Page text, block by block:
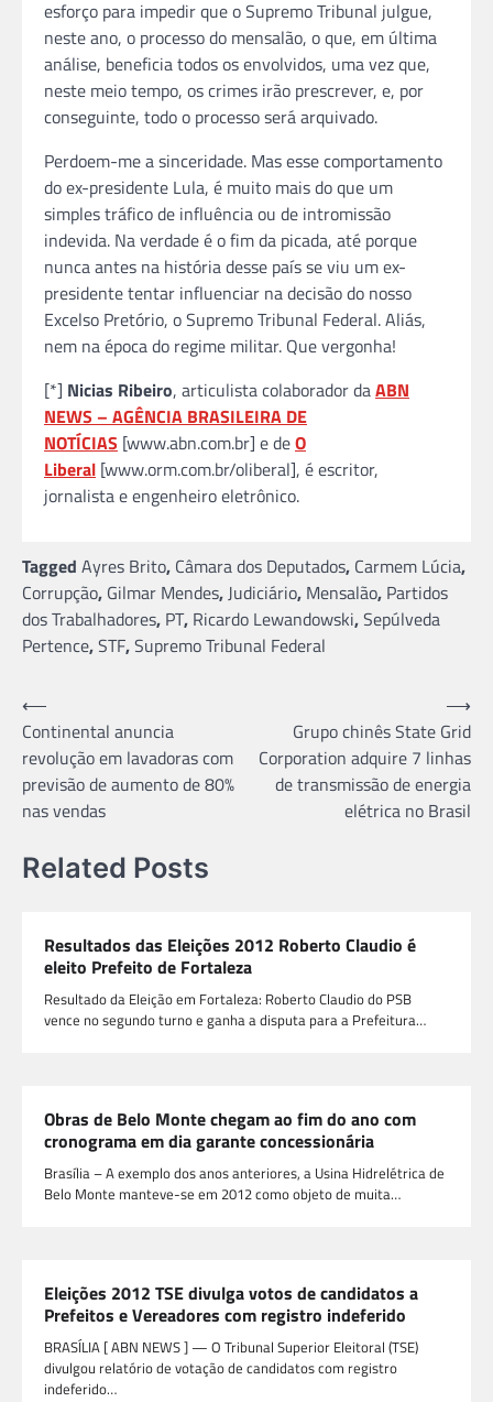
esforço para impedir que o Supremo Tribunal julgue,
neste ano, o processo do mensalão, o que, em última
análise, beneficia todos os envolvidos, uma vez que,
neste meio tempo, os crimes irão prescrever, e, por
conseguinte, todo o processo será arquivado.
Perdoem-me a sinceridade. Mas esse comportamento
do ex-presidente Lula, é muito mais do que um
simples tráfico de influência ou de intromissão
indevida. Na verdade é o fim da picada, até porque
nunca antes na história desse país se viu um ex-
presidente tentar influenciar na decisão do nosso
Excelso Pretório, o Supremo Tribunal Federal. Aliás,
nem na época do regime militar. Que vergonha!
[*] Nicias Ribeiro, articulista colaborador daABN
NEWS – AGÊNCIA BRASILEIRA DE
NOTÍCIAS [www.abn.com.br] e deO
Liberal [www.orm.com.br/oliberal], é escritor,
jornalista e engenheiro eletrônico.
Tagged Ayres Brito, Câmara dos Deputados, Carmem Lúcia,
Corrupção, Gilmar Mendes, Judiciário, Mensalão, Partidos
dos Trabalhadores, PT, Ricardo Lewandowski,Sepúlveda
Pertence,STF,Supremo Tribunal Federal
Navegação
de
Post
⟵
Continental anuncia
revolução em lavadoras com
previsão de aumento de 80%
nas vendas
Grupo chinês State Grid
Corporation adquire 7 linhas
de transmissão de energia
elétrica no Brasil
⟶
Related Posts
Resultados das Eleições 2012 Roberto Claudio é
eleito Prefeito de Fortaleza
Resultado da Eleição em Fortaleza: Roberto Claudio do PSB
vence no segundo turno e ganha a disputa para a Prefeitura…
Obras de Belo Monte chegam ao fim do ano com
cronograma em dia garante concessionária
Brasília – A exemplo dos anos anteriores, a Usina Hidrelétrica de
Belo Monte manteve-se em 2012 como objeto de muita…
Eleições 2012 TSE divulga votos de candidatos a
Prefeitos e Vereadores com registro indeferido
BRASÍLIA [ ABN NEWS ] — O Tribunal Superior Eleitoral (TSE)
divulgou relatório de votação de candidatos com registro
indeferido…